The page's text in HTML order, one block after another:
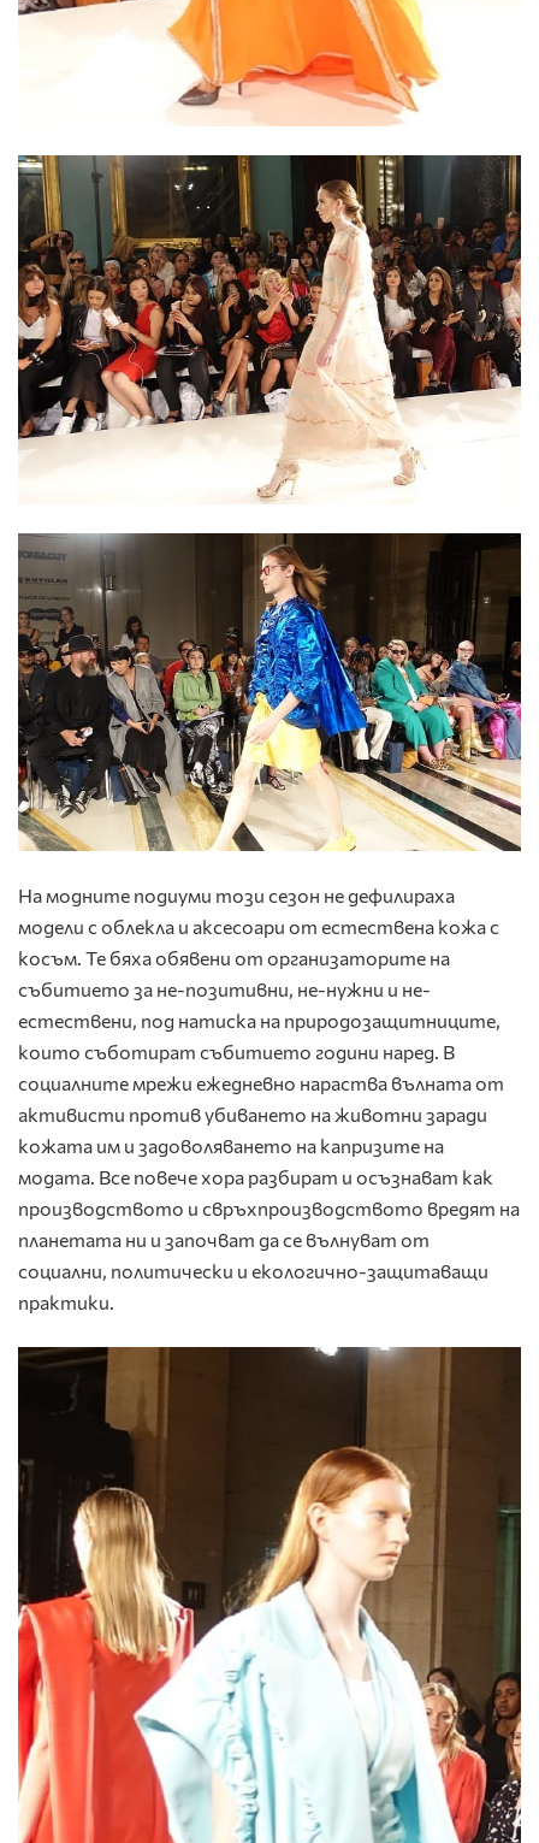
На модните подиуми този сезон не дефилираха
модели с облекла и аксесоари от естествена кожа с
косъм. Те бяха обявени от организаторите на
събитието за не-позитивни, не-нужни и не-
естествени, под натиска на природозащитниците,
които съботират събитието години наред. В
социалните мрежи ежедневно нараства вълната от
активисти против убиването на животни заради
кожата им и задоволяването на капризите на
модата. Все повече хора разбират и осъзнават как
производството и свръхпроизводството вредят на
планетата ни и започват да се вълнуват от
социални, политически и екологично-защитаващи
практики.